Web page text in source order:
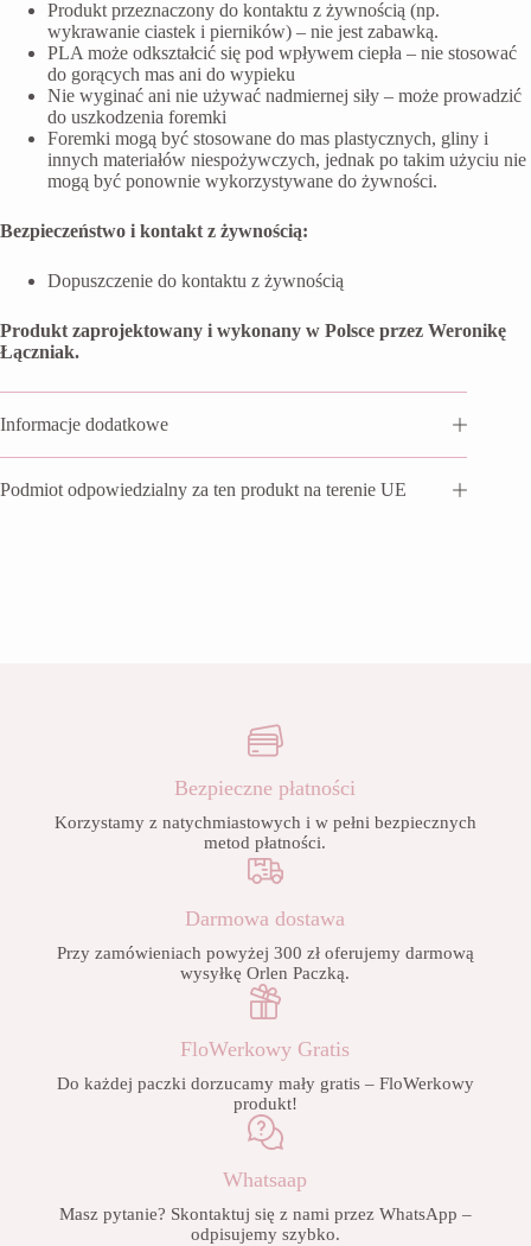
Produkt przeznaczony do kontaktu z żywnością (np.
wykrawanie ciastek i pierników) – nie jest zabawką.
PLA może odkształcić się pod wpływem ciepła – nie stosować
do gorących mas ani do wypieku
Nie wyginać ani nie używać nadmiernej siły – może prowadzić
do uszkodzenia foremki
Foremki mogą być stosowane do mas plastycznych, gliny i
innych materiałów niespożywczych, jednak po takim użyciu nie
mogą być ponownie wykorzystywane do żywności.
Bezpieczeństwo i kontakt z żywnością:
Dopuszczenie do kontaktu z żywnością
Produkt zaprojektowany i wykonany w Polsce przez Weronikę
Łączniak.
Informacje dodatkowe
Podmiot odpowiedzialny za ten produkt na terenie UE
Bezpieczne płatności
Korzystamy z natychmiastowych i w pełni bezpiecznych
metod płatności.
Darmowa dostawa
Przy zamówieniach powyżej 300 zł oferujemy darmową
wysyłkę Orlen Paczką.
FloWerkowy Gratis
Do każdej paczki dorzucamy mały gratis – FloWerkowy
produkt!
Whatsaap
Masz pytanie? Skontaktuj się z nami przez WhatsApp –
odpisujemy szybko.